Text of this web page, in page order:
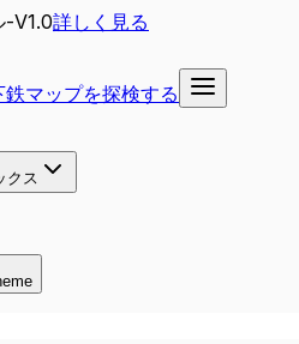
-V1.0詳しく見る
マップを探検する
クス